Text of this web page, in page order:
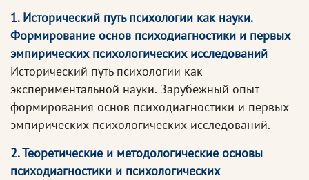
1. Исторический путь психологии как науки.
Формирование основ психодиагностики и первых
эмпирических психологических исследований
Исторический путь психологии как
экспериментальной науки. Зарубежный опыт
формирования основ психодиагностики и первых
эмпирических психологических исследований.
2. Теоретические и методологические основы
психодиагностики и психологических